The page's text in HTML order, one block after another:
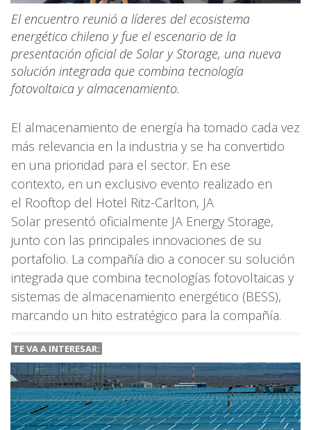
El encuentro reunió a líderes del ecosistema
energético chileno y fue el escenario de la
presentación oficial de Solar y Storage, una nueva
solución integrada que combina tecnología
fotovoltaica y almacenamiento.
El almacenamiento de energía ha tomado cada vez
más relevancia en la industria y se ha convertido
en una prioridad para el sector. En ese
contexto, en un exclusivo evento realizado en
el Rooftop del Hotel Ritz-Carlton, JA
Solar presentó oficialmente JA Energy Storage,
junto con las principales innovaciones de su
portafolio. La compañía dio a conocer su solución
integrada que combina tecnologías fotovoltaicas y
sistemas de almacenamiento energético (BESS),
marcando un hito estratégico para la compañía.
TE VA A INTERESAR: